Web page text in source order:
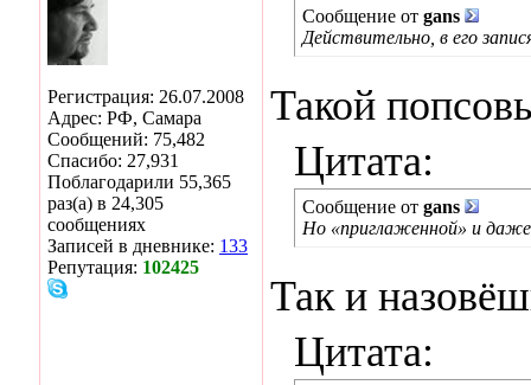
Регистрация: 26.07.2008
Адрес: РФ, Самара
Сообщений: 75,482
Спасибо: 27,931
Поблагодарили 55,365
раз(а) в 24,305
сообщениях
Записей в дневнике: 133
Репутация: 102425
Сообщение от gans
Действительно, в его
Такой
Цитата:
Сообщение от gans
Но «приглаженной» и
Так и
Цитата: